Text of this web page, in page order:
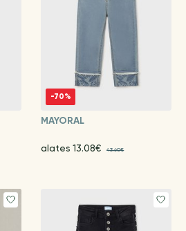
-70%
MAYORAL
alates 13.08€ 43.60€